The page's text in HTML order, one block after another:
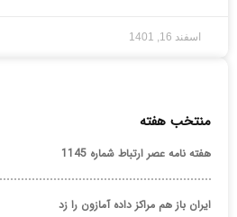
اسفند 16, 1401
منتخب هفته
هفته نامه عصر ارتباط شماره 1145
ایران باز هم مراکز داده آمازون را زد